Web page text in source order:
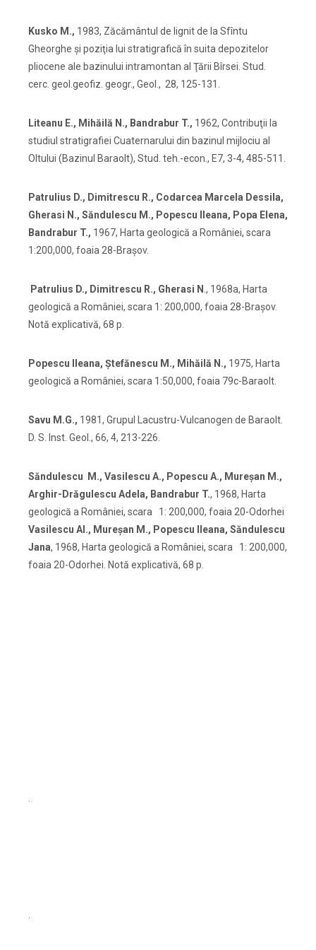
Kusko M., 1983, Zăcământul de lignit de la Sfîntu
Gheorghe şi poziţia lui stratigrafică în suita depozitelor
pliocene ale bazinului intramontan al Ţării Bîrsei. Stud.
cerc. geol.geofiz. geogr., Geol., 28, 125-131.
Liteanu E., Mihăilă N., Bandrabur T., 1962, Contribuţii la
studiul stratigrafiei Cuaternarului din bazinul mijlociu al
Oltului (Bazinul Baraolt), Stud. teh.-econ., E7, 3-4, 485-511.
Patrulius D., Dimitrescu R., Codarcea Marcela Dessila,
Gherasi N., Săndulescu M., Popescu Ileana, Popa Elena,
Bandrabur T., 1967, Harta geologică a României, scara
1:200,000, foaia 28-Braşov.
Patrulius D., Dimitrescu R., Gherasi N ., 1968a, Harta
geologică a României, scara 1: 200,000, foaia 28-Braşov.
Notă explicativă, 68 p.
Popescu Ileana, Ştefănescu M., Mihăilă N., 1975, Harta
geologică a României, scara 1:50,000, foaia 79c-Baraolt.
Savu M.G., 1981, Grupul Lacustru-Vulcanogen de Baraolt.
D. S. Inst. Geol., 66, 4, 213-226.
Săndulescu M., Vasilescu A., Popescu A., Mureşan M.,
Arghir-Drăgulescu Adela, Bandrabur T., 1968, Harta
geologică a României, scara 1: 200,000, foaia 20-Odorhei
Vasilescu Al., Mureşan M., Popescu Ileana, Săndulescu
Jana, 1968, Harta geologică a României, scara 1: 200,000,
foaia 20-Odorhei. Notă explicativă, 68 p.
.
.